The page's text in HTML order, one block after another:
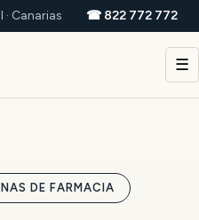
Canarias ☎ 822 772 772
☰
DE FARMACIA